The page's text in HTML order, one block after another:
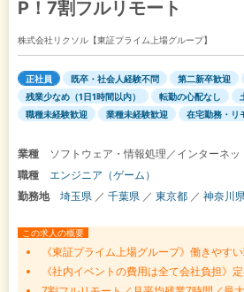
P！7割フルリモート
株式会社リクソル【東証プライム上場グループ】
正社員 既卒・社会人経験不問 第二新卒歓迎
残業少なめ（1日1時間以内）
転勤の心配なし
職種未経験歓迎
業種未経験歓迎 在宅勤務・リ
業種
ソフトウェア・情報処理／インターネ
職種
エンジニア（ゲーム）
勤務地
埼玉県 ／ 千葉県 ／ 東京都 ／ 神奈川県
この求人の概要
《東証プライム上場グループ》働きやす
《社内イベントの費用は全て会社負担》